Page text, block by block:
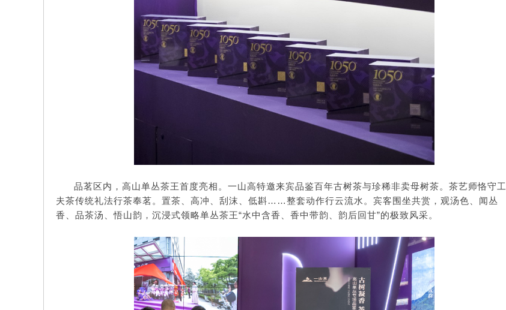
品茗区内，高山单丛茶王首度亮相。一山高特邀来宾品鉴百年古树茶与珍稀非卖母树茶。茶艺师恪守工
夫茶传统礼法行茶奉茗。置茶、高冲、刮沫、低斟……整套动作行云流水。宾客围坐共赏，观汤色、闻丛
香、品茶汤、悟山韵，沉浸式领略单丛茶王“水中含香、香中带韵、韵后回甘”的极致风采。